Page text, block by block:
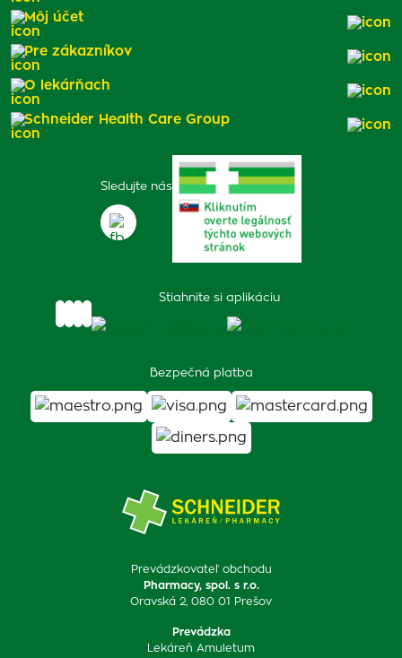
Prevádzkovateľ obchodu
Pharmacy, spol. s r.o.
Oravská 2, 080 01 Prešov
Prevádzka
Lekáreň Amuletum
Sledujte nás
Stiahnite si aplikáciu
Bezpečná platba
Môj účet
Pre zákazníkov
O lekárňach
Schneider Health Care Group